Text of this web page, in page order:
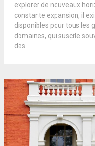
explorer de nouveaux
constante expansion, il
disponibles pour tous les
domaines, qui suscite
des